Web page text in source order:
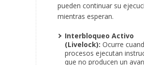
pueden continuar su
mientras esperan.
Interbloqueo Activo
(Livelock): Ocurre
procesos ejecutan
que no producen un